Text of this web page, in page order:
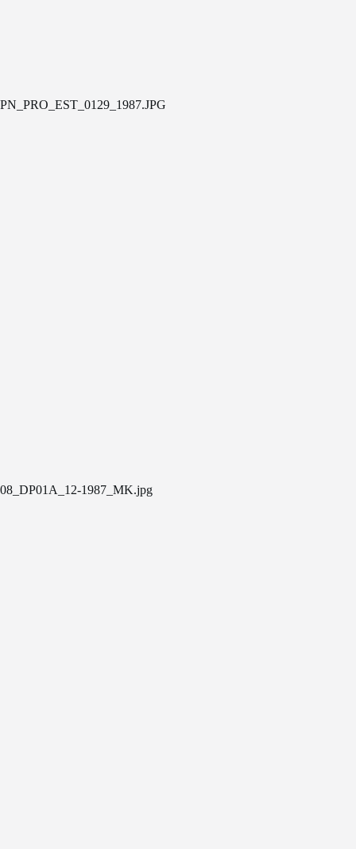
PN_PRO_EST_0129_1987.JPG
08_DP01A_12-1987_MK.jpg